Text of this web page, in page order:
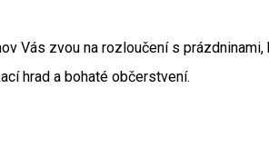
Vás zvou na rozloučení s
hrad a bohaté občerstvení.